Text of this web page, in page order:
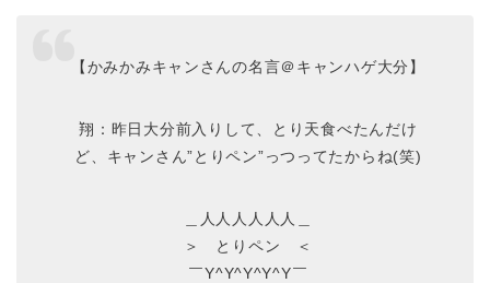
【かみかみキャンさんの名言＠キャンハゲ大分】
翔：昨日大分前入りして、とり天食べたんだけ
ど、キャンさん”とりペン”っつってたからね(笑)
＿人人人人人人＿
＞ とりペン ＜
￣Y^Y^Y^Y^Y￣